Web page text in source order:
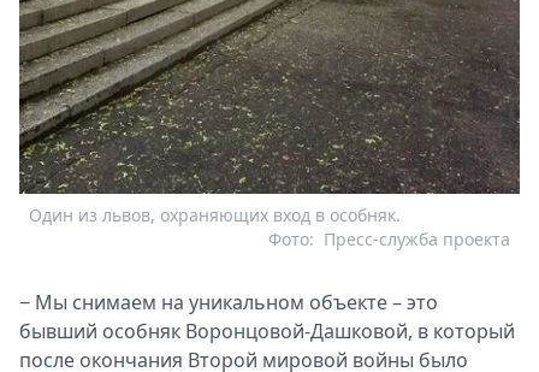
Один из львов, охраняющих вход в особняк.
Пресс-служба проекта
Фото:
− Мы снимаем на уникальном объекте – это
бывший особняк Воронцовой-Дашковой, в который
после окончания Второй мировой войны было